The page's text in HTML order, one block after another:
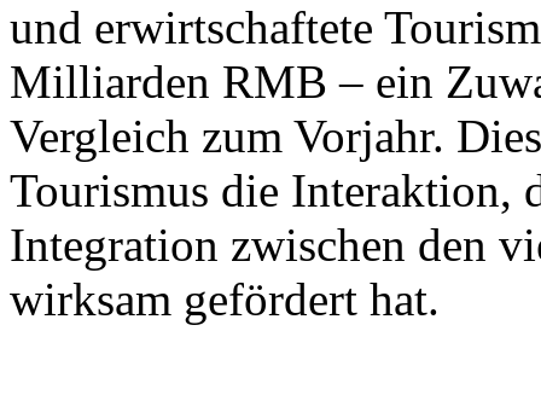
und erwirtschaftete
Milliarden RMB – ein
Vergleich zum Vorjahr.
Tourismus die Interaktion,
Integration zwischen den
wirksam gefördert hat.